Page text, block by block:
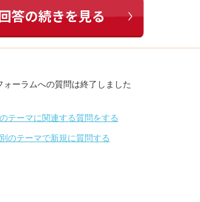
ォーラムへの質問は終了しました
テーマに関連する質問をする
別のテーマで新規に質問する